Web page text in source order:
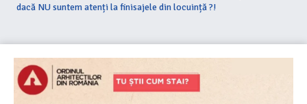
dacă NU suntem atenți la finisajele din locuință ?!